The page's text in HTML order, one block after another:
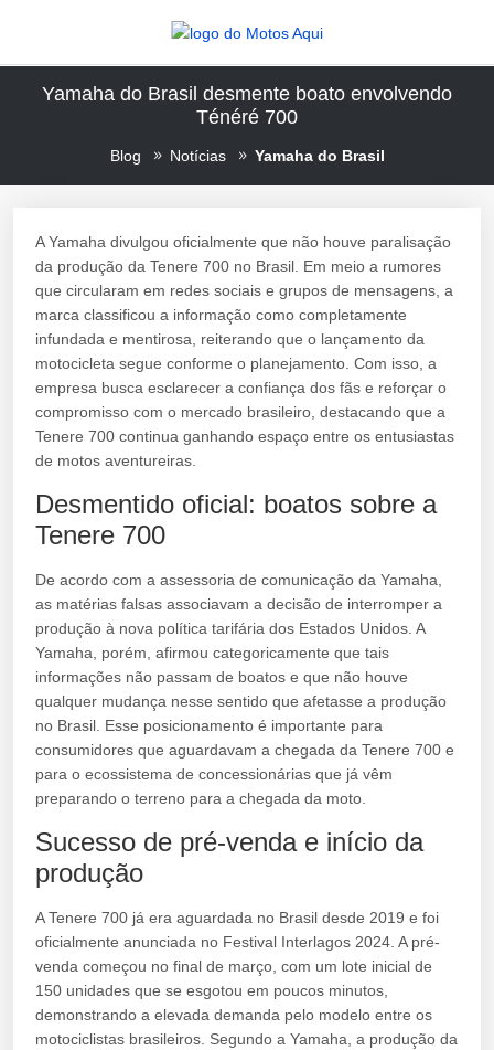
Yamaha do Brasil desmente boato envolvendo
Ténéré 700
Blog Notícias Yamaha do Brasil
A Yamaha divulgou oficialmente que não houve paralisação
da produção da Tenere 700 no Brasil. Em meio a rumores
que circularam em redes sociais e grupos de mensagens, a
marca classificou a informação como completamente
infundada e mentirosa, reiterando que o lançamento da
motocicleta segue conforme o planejamento. Com isso, a
empresa busca esclarecer a confiança dos fãs e reforçar o
compromisso com o mercado brasileiro, destacando que a
Tenere 700 continua ganhando espaço entre os entusiastas
de motos aventureiras.
Desmentido oficial: boatos sobre a
Tenere 700
De acordo com a assessoria de comunicação da Yamaha,
as matérias falsas associavam a decisão de interromper a
produção à nova política tarifária dos Estados Unidos. A
Yamaha, porém, afirmou categoricamente que tais
informações não passam de boatos e que não houve
qualquer mudança nesse sentido que afetasse a produção
no Brasil. Esse posicionamento é importante para
consumidores que aguardavam a chegada da Tenere 700 e
para o ecossistema de concessionárias que já vêm
preparando o terreno para a chegada da moto.
Sucesso de pré-venda e início da
produção
A Tenere 700 já era aguardada no Brasil desde 2019 e foi
oficialmente anunciada no Festival Interlagos 2024. A pré-
venda começou no final de março, com um lote inicial de
150 unidades que se esgotou em poucos minutos,
demonstrando a elevada demanda pelo modelo entre os
motociclistas brasileiros. Segundo a Yamaha, a produção da